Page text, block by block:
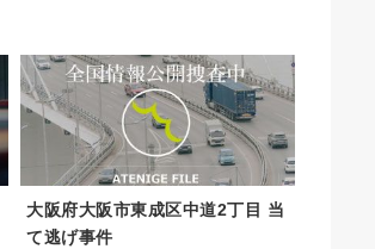
大阪府大阪市東成区中道2丁目 当
て逃げ事件